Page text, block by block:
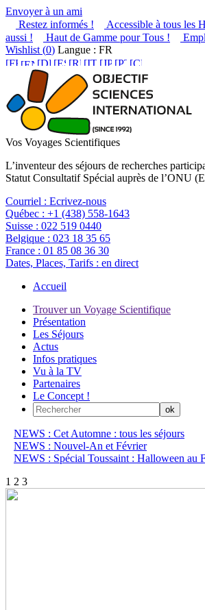
Envoyer à un ami
Restez informés !
Accessible à tous les
aussi !
Haut de Gamme pour Tous !
Wishlist (0) Langue : FR
Vos Voyages Scientifiques
L’inventeur des séjours de recherches
Statut Consultatif Spécial auprès de l’ONU
Courriel : Ecrivez-nous
Québec : +1 (438) 558-1643
Suisse : 022 519 0440
Belgique : 023 18 35 65
France : 01 85 08 36 30
Dates, Places, Tarifs : en direct
Accueil
Trouver un Voyage Scientifique
Présentation
Les Séjours
Actus
Infos pratiques
Vu à la TV
Partenaires
Le Concept !
NEWS : Cet Automne : tous les séjours
NEWS : Nouvel-An et Février
NEWS : Spécial Toussaint : Halloween au
1 2 3